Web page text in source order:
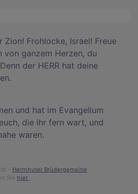
Zion! Frohlocke, Israel! Freue
von ganzem Herzen, du
der HERR hat deine
und hat im Evangelium
die ihr fern wart, und
waren.
– Herrnhuter Brüdergemeine
Sie hier .